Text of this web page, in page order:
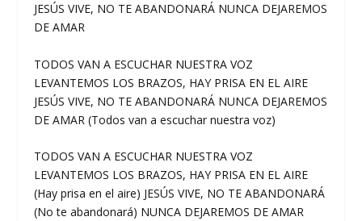
JESÚS VIVE, NO TE ABANDONARÁ NUNCA DEJAREMOS
DE AMAR
TODOS VAN A ESCUCHAR NUESTRA VOZ
LEVANTEMOS LOS BRAZOS, HAY PRISA EN EL AIRE
JESÚS VIVE, NO TE ABANDONARÁ NUNCA DEJAREMOS
DE AMAR (Todos van a escuchar nuestra voz)
TODOS VAN A ESCUCHAR NUESTRA VOZ
LEVANTEMOS LOS BRAZOS, HAY PRISA EN EL AIRE
(Hay prisa en el aire) JESÚS VIVE, NO TE ABANDONARÁ
(No te abandonará) NUNCA DEJAREMOS DE AMAR